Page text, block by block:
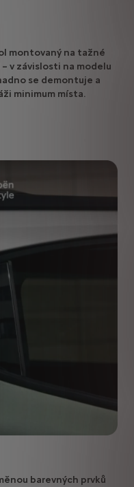
montovaný na tažné
v závislosti na modelu
se demontuje a
minimum místa.
barevných prvků